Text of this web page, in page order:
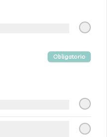
Obligatorio